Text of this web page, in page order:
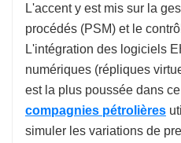
L'accent y est mis sur la
procédés (PSM) et le
L'intégration des logiciels
numériques (répliques
est la plus poussée dans
compagnies pétrolières
simuler les variations de